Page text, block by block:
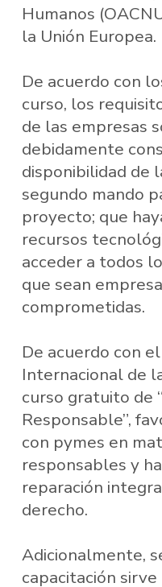
Humanos
la Unión Europea.
De acuerdo con
curso, los
de las empresas
debidamente
disponibilidad de
segundo mando
proyecto; que
recursos
acceder a todos
que sean
comprometidas.
De acuerdo con
Internacional de
curso gratuito de
Responsable”,
con pymes en
responsables y
reparación
derecho.
Adicionalmente,
capacitación